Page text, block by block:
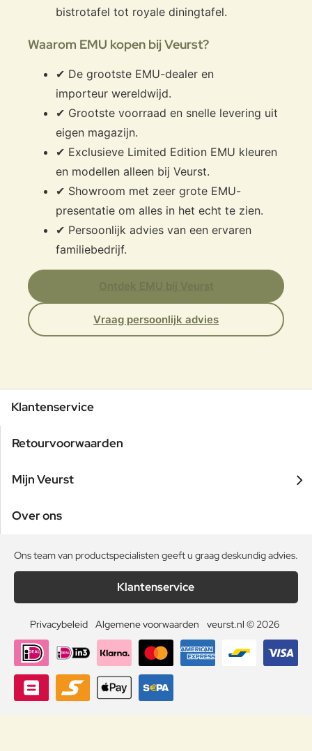
bistrotafel tot royale diningtafel.
Waarom EMU kopen bij Veurst?
✔ De grootste EMU-dealer en
importeur wereldwijd.
✔ Grootste voorraad en snelle levering uit
eigen magazijn.
✔ Exclusieve Limited Edition EMU kleuren
en modellen alleen bij Veurst.
✔ Showroom met zeer grote EMU-
presentatie om alles in het echt te zien.
✔ Persoonlijk advies van een ervaren
familiebedrijf.
Vraag persoonlijk advies
Klantenservice
Retourvoorwaarden
Mijn Veurst
Over ons
Ons team van productspecialisten geeft u graag deskundig advies.
Klantenservice
Privacybeleid Algemene voorwaarden veurst.nl © 2026